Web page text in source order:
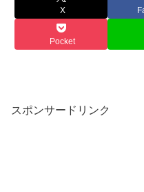
X
Pocket
スポンサードリンク